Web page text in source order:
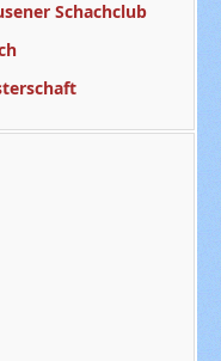
Schachclub